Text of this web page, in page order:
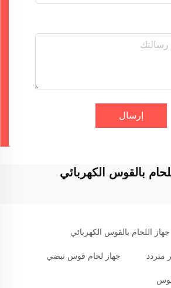
إرسال
بالقوس الكهربائي
جهاز اللحام بالقوس الكهربائي
متردد جهاز لحام قوس نبضي
قوس